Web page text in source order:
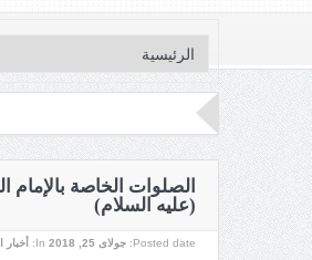
الصلوات الخاصة بالإمام
(عليه السلام)
Posted date: جولای 25, 2018 In: